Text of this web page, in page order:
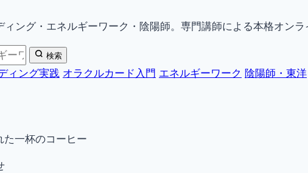
ング・エネルギーワーク・陰陽師。専門講師による本格オン
検索
ィング実践 オラクルカード入門 エネルギーワーク 陰陽師・東洋